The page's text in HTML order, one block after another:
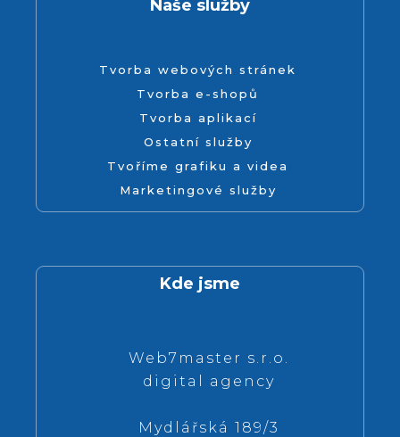
Naše služby
Tvorba webových stránek
Tvorba e-shopů
Tvorba aplikací
Ostatní služby
Tvoříme grafiku a videa
Marketingové služby
Kde jsme
Web7master s.r.o.
digital agency
Mydlářská 189/3